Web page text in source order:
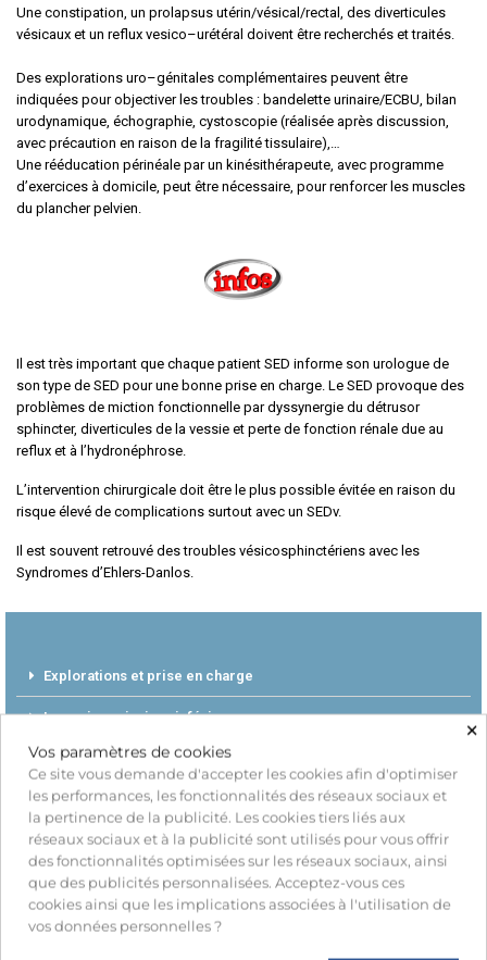
Une constipation, un prolapsus utérin/vésical/rectal, des diverticules
vésicaux et un reflux vesico–urétéral doivent être recherchés et traités.
Des explorations uro–génitales complémentaires peuvent être
indiquées pour objectiver les troubles : bandelette urinaire/ECBU, bilan
urodynamique, échographie, cystoscopie (réalisée après discussion,
avec précaution en raison de la fragilité tissulaire),…
Une rééducation périnéale par un kinésithérapeute, avec programme
d’exercices à domicile, peut être nécessaire, pour renforcer les muscles
du plancher pelvien.
Il est très important que chaque patient SED informe son urologue de
son type de SED pour une bonne prise en charge. Le SED provoque des
problèmes de miction fonctionnelle par dyssynergie du détrusor
sphincter, diverticules de la vessie et perte de fonction rénale due au
reflux et à l’hydronéphrose.
L’intervention chirurgicale doit être le plus possible évitée en raison du
risque élevé de complications surtout avec un SEDv.
Il est souvent retrouvé des troubles vésicosphinctériens avec les
Syndromes d’Ehlers-Danlos.
Explorations et prise en charge
Les voies urinaires inférieures
Chez les femmes adultes
Explorations et prise en charge
Dysurie
×
Vos paramètres de cookies
Ce site vous demande d'accepter les cookies afin d'optimiser
les performances, les fonctionnalités des réseaux sociaux et
la pertinence de la publicité. Les cookies tiers liés aux
réseaux sociaux et à la publicité sont utilisés pour vous offrir
des fonctionnalités optimisées sur les réseaux sociaux, ainsi
que des publicités personnalisées. Acceptez-vous ces
cookies ainsi que les implications associées à l'utilisation de
vos données personnelles ?